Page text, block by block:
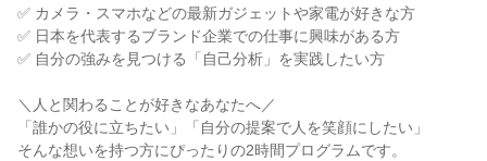
✅ カメラ・スマホなどの最新ガジェットや家電が好きな方
✅ 日本を代表するブランド企業での仕事に興味がある方
✅ 自分の強みを見つける「自己分析」を実践したい方
＼人と関わることが好きなあなたへ／
「誰かの役に立ちたい」「自分の提案で人を笑顔にしたい」
そんな想いを持つ方にぴったりの2時間プログラムです。